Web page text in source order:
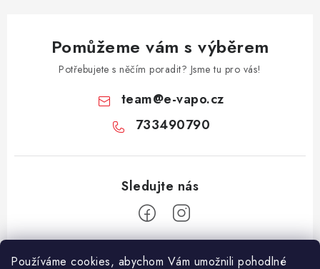
Používáme cookies, abychom Vám umožnili pohodlné
Pomůžeme vám s výběrem
Potřebujete s něčím poradit? Jsme tu pro vás!
team@e-vapo.cz
733490790
Z